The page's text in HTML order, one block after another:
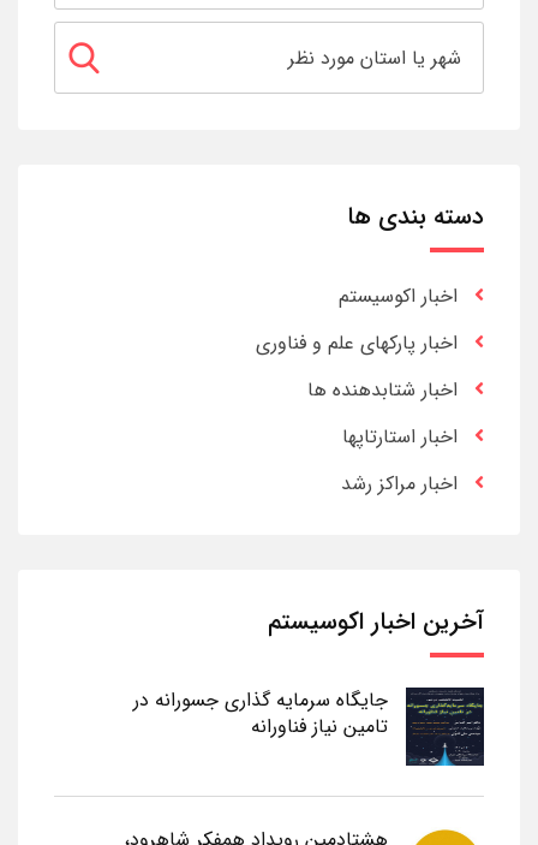
دسته بندی ها
اخبار اکوسیستم
اخبار پارکهای علم و فناوری
اخبار شتابدهنده ها
اخبار استارتاپها
اخبار مراکز رشد
آخرین اخبار اکوسیستم
جایگاه سرمایه گذاری جسورانه در
تامین نیاز فناورانه